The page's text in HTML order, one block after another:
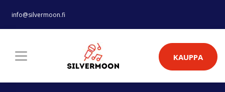
info@silvermoon.fi
KAUPPA